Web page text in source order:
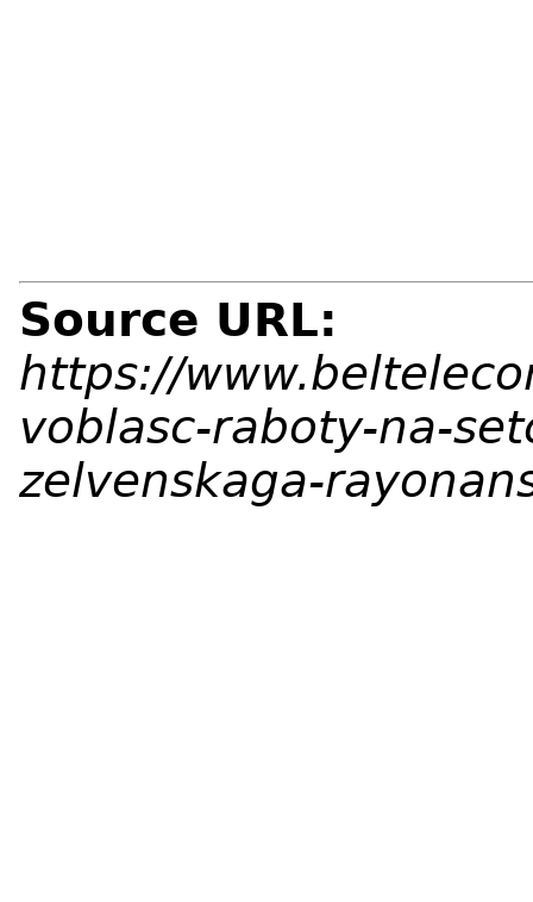
Source URL:
https://
voblasc-raboty-na-
zelvenskaga-